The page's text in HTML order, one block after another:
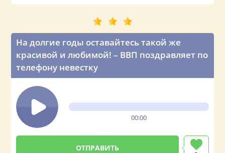
На долгие годы оставайтесь такой же
красивой и любимой! – ВВП поздравляет по
телефону невестку
00:00